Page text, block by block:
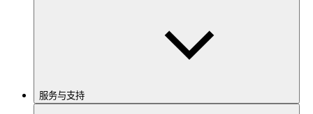
服务与支持